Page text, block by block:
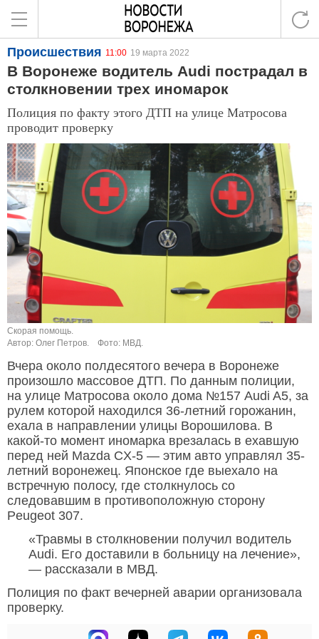
Происшествия 11:00 19 марта 2022
В Воронеже водитель Audi пострадал в
столкновении трех иномарок
Полиция по факту этого ДТП на улице Матросова
проводит проверку
Скорая помощь.
Автор: Олег Петров.
Фото: МВД.
Вчера около полдесятого вечера в Воронеже
произошло массовое ДТП. По данным полиции,
на улице Матросова около дома №157 Audi A5, за
рулем которой находился 36-летний горожанин,
ехала в направлении улицы Ворошилова. В
какой-то момент иномарка врезалась в ехавшую
перед ней Mazda CX-5 — этим авто управлял 35-
летний воронежец. Японское где выехало на
встречную полосу, где столкнулось со
следовавшим в противоположную сторону
Peugeot 307.
«Травмы в столкновении получил водитель
Audi. Его доставили в больницу на лечение»,
— рассказали в МВД.
Полиция по факт вечерней аварии организовала
проверку.